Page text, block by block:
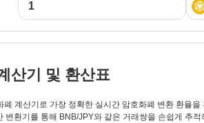
산기 및 환산표
계산기로 가장 정확한 실시간 암호화폐 변환 환율
변환기를 통해 BNB/JPY와 같은 거래쌍을 손쉽게 추